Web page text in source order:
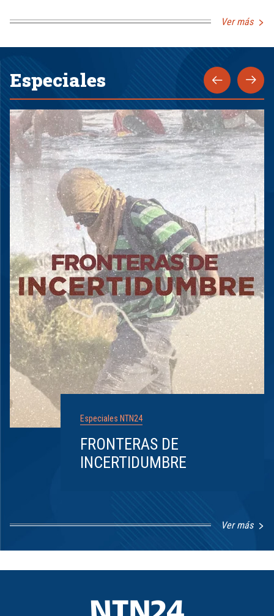
Ver más
Especiales
Especiales NTN24
FRONTERAS DE
INCERTIDUMBRE
Ver más
8